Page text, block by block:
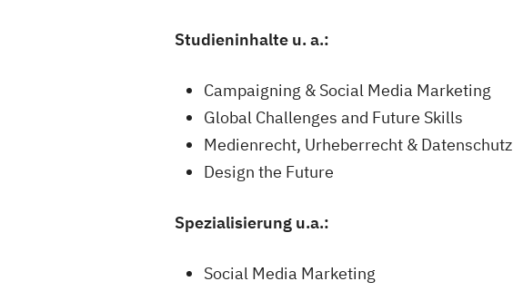
Studieninhalte u. a.:
Campaigning & Social Media Marketing
Global Challenges and Future Skills
Medienrecht, Urheberrecht & Datenschutz
Design the Future
Spezialisierung u.a.:
Social Media Marketing